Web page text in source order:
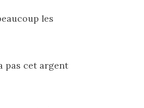
les
pas cet argent